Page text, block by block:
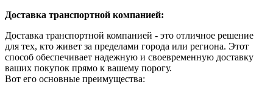
Доставка транспортной компанией:
Доставка транспортной компанией - это отличное решение
для тех, кто живет за пределами города или региона. Этот
способ обеспечивает надежную и своевременную доставку
ваших покупок прямо к вашему порогу.
Вот его основные преимущества: